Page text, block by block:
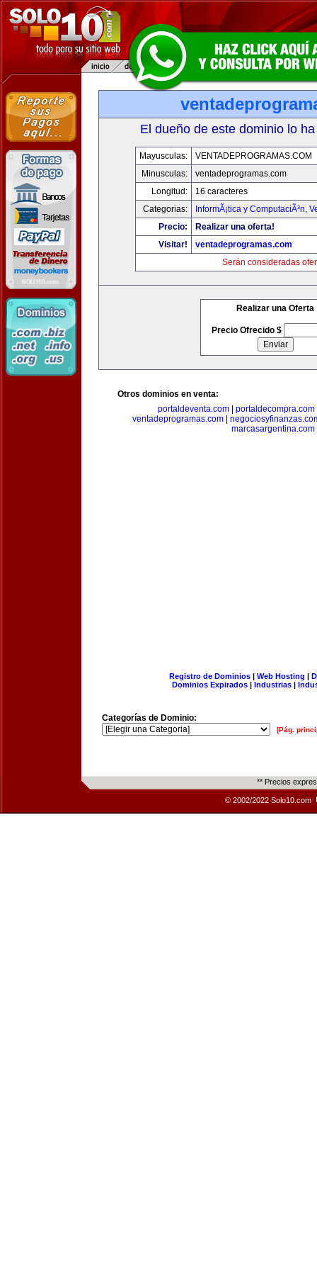
El dueño de este dominio lo
Mayusculas:
VENTADEPROGRAMAS.COM
Minusculas:
ventadeprogramas.com
Longitud:
16 caracteres
Categorias:
InformÃ¡tica y ComputaciÃ³n,
Precio:
Realizar una oferta!
Visitar!
ventadeprogramas.com
Serán consideradas
Realizar una Oferta
Precio Ofrecido $
Otros dominios en venta:
portaldeventa.com
portaldecompra.com
ventadeprogramas.com|
marcasargentina.com
Registro de Dominios| Web Hosting |
Dominios Expirados | Industrias |
Categorías de Dominio:
[Pág.
** Precios
© 2002/2022 Solo10.com